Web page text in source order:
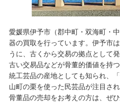
愛媛県伊予市（郡中町・双海町・
器の買取を行っています。伊予市
うに、古くから交易の拠点として
古い交易品などが骨董的価値を持
統工芸品の産地としても知られ、
山町の栗を使った民芸品が注目さ
骨董品の売却をお考えの方は、ぜ